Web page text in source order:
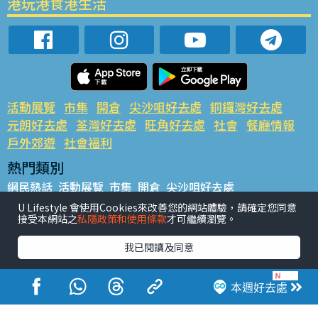
本週好去處
活動展覽 市集 開倉 尖沙咀好去處 銅鑼灣好去處
元朗好去處 荃灣好去處 旺角好去處 社會 餐廳情報
戶外郊遊 社會福利
熱門類別
網民熱話 活動展覽 市集 開倉 尖沙咀好去處
銅鑼灣好去處 元朗好去處 荃灣好去處 旺角好去處 社會
餐廳情報 戶外郊遊
熱門標籤
#UGO搵好去處 #人氣活動推介 #美食社群熱話
#親子玩樂好去處
#ULifestyle應用程式
#限時搶
#UJetso禮物放送
#ULifestyle商戶中心 #著數
U Lifestyle 會使用Cookies來改善您的網站體驗，請確定您同意
接受本網站之私隱政策和使用條款才可繼續瀏覽。
我已閱讀及同意